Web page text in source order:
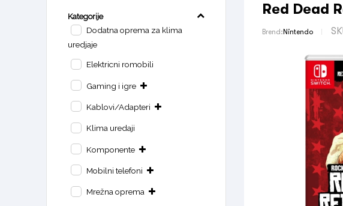
Red Dead
Brend: Nintendo
Kategorije
Dodatna oprema za klima
uredjaje
Elektricni romobili
Gaming i igre
Kablovi/Adapteri
Klima uredaji
Komponente
Mobilni telefoni
Mrežna oprema